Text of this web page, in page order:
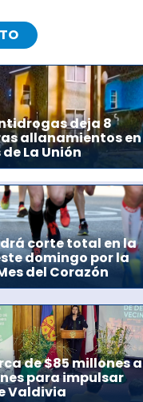
deja 8
allanamientos en
La Unión
corte total en la
domingo por la
del Corazón
de $85 millones a
para impulsar
Valdivia